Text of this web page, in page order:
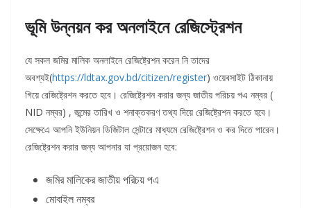
ভূমি উন্নয়ন কর অনলাইনে রেজিস্ট্রেশন
যে সকল জমির মালিক অনলাইনে রেজিষ্ট্রেশন করেন নি তাদের
অবশ্যই(https://ldtax.gov.bd/citizen/register) ওয়েবসাইট ঠিকানায়
গিয়ে রেজিষ্ট্রেশন করতে হবে। রেজিষ্ট্রেশন করার জন্য জাতীয় পরিচয় পএ নম্বর (
NID নম্বর) , জন্মের তারিখ ও শনাক্তকরণ তথ্য দিয়ে রেজিষ্ট্রেশন করতে হবে।
সেক্ষেএে আপনি ইউনিয়ন ডিজিটাল সেন্টারে মাধ্যমে রেজিষ্ট্রেশন ও কর দিতে পারেন।
রেজিষ্ট্রেশন করার জন্য আপনার যা প্রয়োজন হবে:
জমির মালিকের জাতীয় পরিচয় পএ
মোবাইল নম্বর